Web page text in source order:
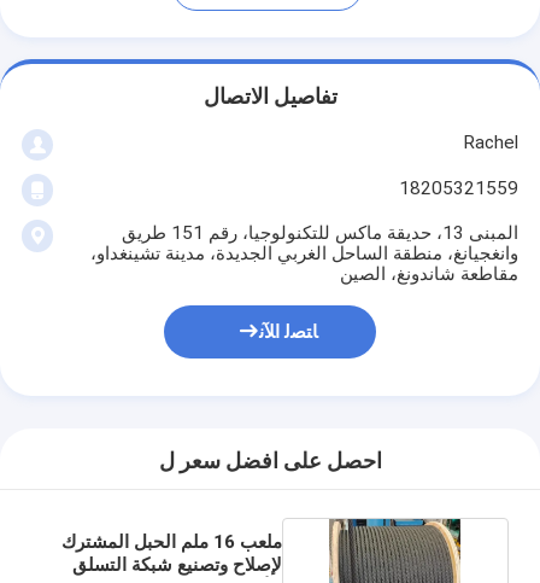
تفاصيل الاتصال
Rachel
18205321559
المبنى 13، حديقة ماكس للتكنولوجيا، رقم 151 طريق
وانغجيانغ، منطقة الساحل الغربي الجديدة، مدينة تشينغداو،
مقاطعة شاندونغ، الصين
ﺎﺘﺼﻟ ﺍﻶﻧ
احصل على افضل سعر ل
ملعب 16 ملم الحبل المشترك
لإصلاح وتصنيع شبكة التسلق